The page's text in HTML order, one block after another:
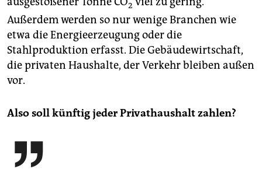
2
Außerdem werden so nur wenige Branchen wie
etwa die Energieerzeugung oder die
Stahlproduktion erfasst. Die Gebäudewirtschaft,
die privaten Haushalte, der Verkehr bleiben außen
vor.
Also soll künftig jeder Privathaushalt zahlen?
